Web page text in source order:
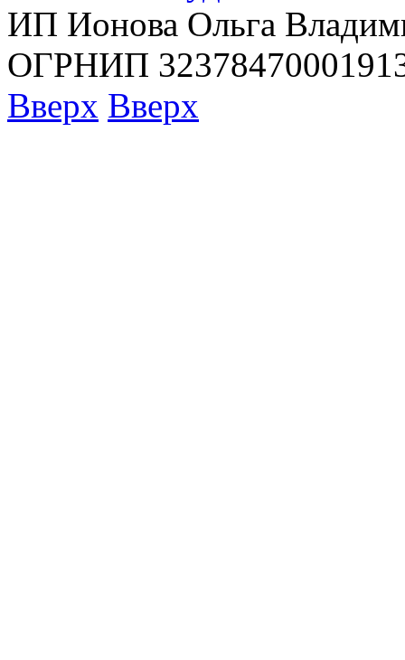
ИП Ионова Ольга
ОГРНИП
Вверх Вверх